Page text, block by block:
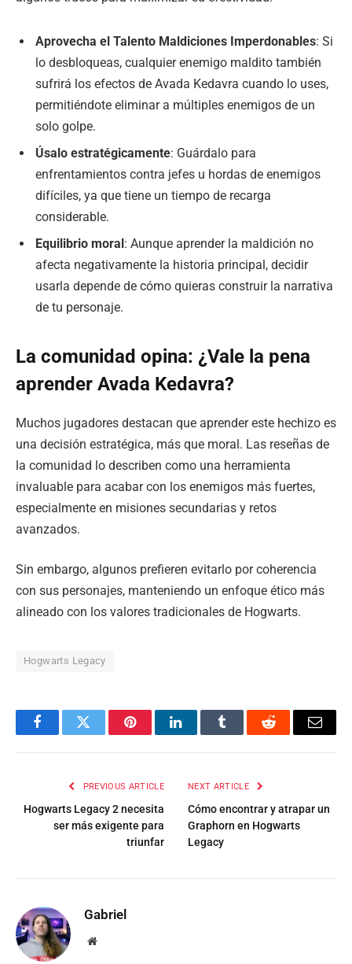
Aprovecha el Talento Maldiciones Imperdonables: Si
lo desbloqueas, cualquier enemigo maldito también
sufrirá los efectos de Avada Kedavra cuando lo uses,
permitiéndote eliminar a múltiples enemigos de un
solo golpe.
Úsalo estratégicamente: Guárdalo para
enfrentamientos contra jefes u hordas de enemigos
difíciles, ya que tiene un tiempo de recarga
considerable.
Equilibrio moral: Aunque aprender la maldición no
afecta negativamente la historia principal, decidir
usarla depende de cómo quieras construir la narrativa
de tu personaje.
La comunidad opina: ¿Vale la pena
aprender Avada Kedavra?
Muchos jugadores destacan que aprender este hechizo es
una decisión estratégica, más que moral. Las reseñas de
la comunidad lo describen como una herramienta
invaluable para acabar con los enemigos más fuertes,
especialmente en misiones secundarias y retos
avanzados.
Sin embargo, algunos prefieren evitarlo por coherencia
con sus personajes, manteniendo un enfoque ético más
alineado con los valores tradicionales de Hogwarts.
Hogwarts Legacy
FacebookTwitter PinterestLinkedInTumblr Reddit Email
PREVIOUS ARTICLE
Hogwarts Legacy 2 necesita
ser más exigente para
triunfar
NEXT ARTICLE
Cómo encontrar y atrapar un
Graphorn en Hogwarts
Legacy
Gabriel
Website